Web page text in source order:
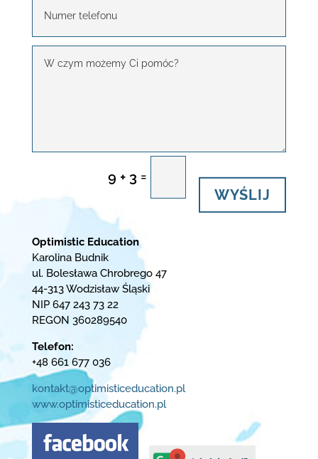
9 + 3 =
WYŚLIJ
Optimistic Education
Karolina Budnik
ul. Bolesława Chrobrego 47
44-313 Wodzisław Śląski
NIP 647 243 73 22
REGON 360289540
Telefon:
+48 661 677 036
kontakt@optimisticeducation.pl
www.optimisticeducation.pl